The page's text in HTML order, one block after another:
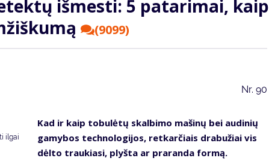
išmesti: 5 patarimai, kaip
(9099)
Nr. 90
ilgai
Kad ir kaip tobulėtų skalbimo mašinų bei audinių
gamybos technologijos, retkarčiais drabužiai vis
dėlto traukiasi, plyšta ar praranda formą.